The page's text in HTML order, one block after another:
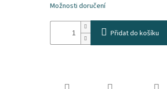
Možnosti doručení
Přidat do košíku